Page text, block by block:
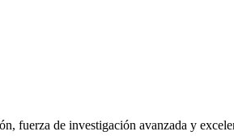
fuerza de investigación avanzada y